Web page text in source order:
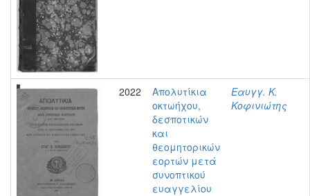
2022
Απολυτίκια
οκτωήχου,
δεσποτικών
και
θεομητορικών
εορτών μετά
συνοπτικού
ευαγγελίου
Εαυγγ. Κ.
Κοφινιώτης